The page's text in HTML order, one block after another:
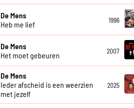
De Mens
Heb me lief
1996
De Mens
Het moet gebeuren
2007
De Mens
Ieder afscheid is een weerzien
met jezelf
2025